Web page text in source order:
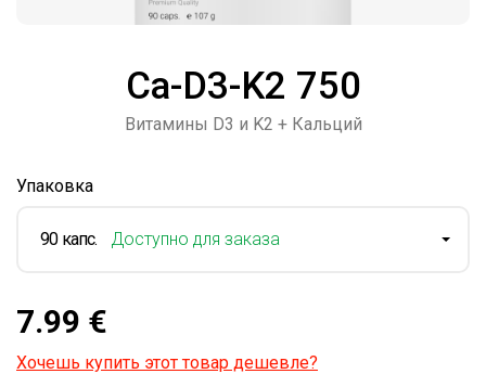
Ca-D3-K2 750
Витамины D3 и K2 + Кальций
Упаковка
90 капс. Доступно для заказа
7.99 €
Хочешь купить этот товар дешевле?